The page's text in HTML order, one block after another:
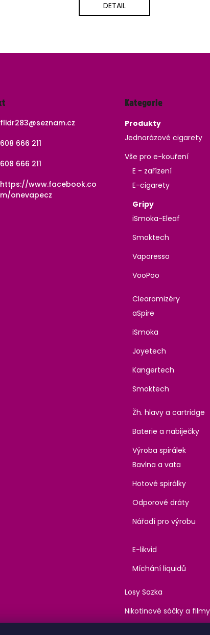
DETAIL
flidr283@seznam.cz
608 666 211
608 666 211
https://www.facebook.co
m/onevapecz
kategorie
Kategorie
Produkty
Jednorázové cigarety
Vše pro e-kouření
E - zařízení
E-cigarety
Gripy
iSmoka-Eleaf
Smoktech
Vaporesso
VooPoo
Clearomizéry
aSpire
iSmoka
Joyetech
Kangertech
Smoktech
Žh. hlavy a cartridge
Baterie a nabiječky
Výroba spirálek
Bavlna a vata
Hotové spirálky
Odporové dráty
Nářadí pro výrobu
E-likvid
Míchání liquidů
Losy Sazka
Nikotinové sáčky a filmy